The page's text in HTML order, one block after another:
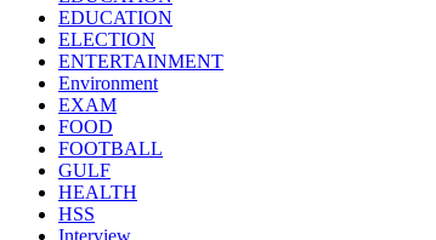
EDUCATION
ELECTION
ENTERTAINMENT
Environment
EXAM
FOOD
FOOTBALL
GULF
HEALTH
HSS
Interview